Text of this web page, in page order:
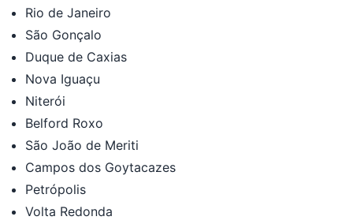
Rio de Janeiro
São Gonçalo
Duque de Caxias
Nova Iguaçu
Niterói
Belford Roxo
São João de Meriti
Campos dos Goytacazes
Petrópolis
Volta Redonda